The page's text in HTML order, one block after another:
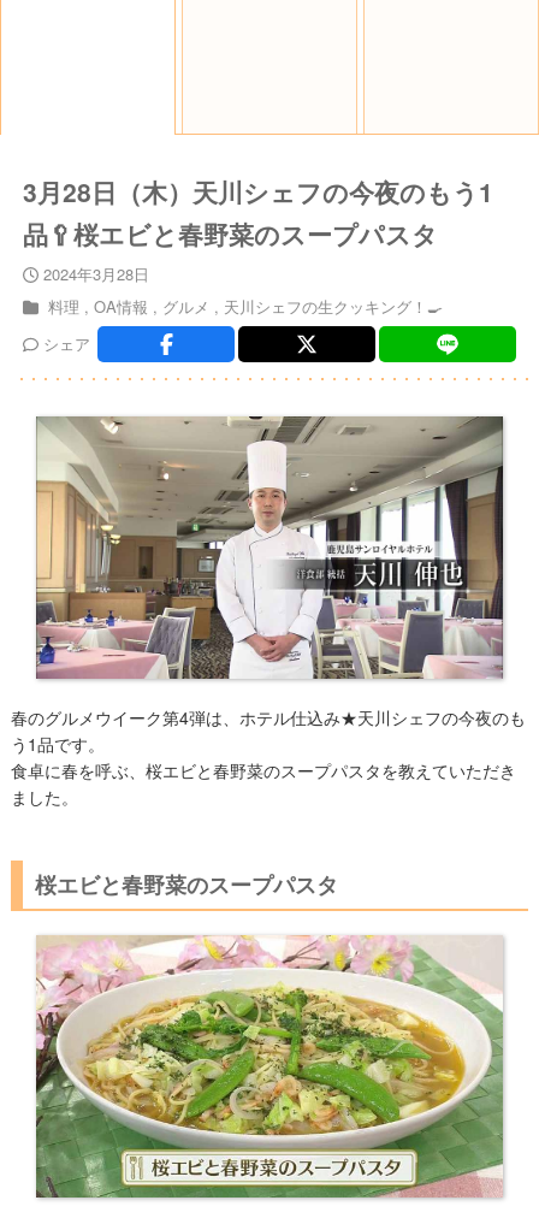
3月28日（木）天川シェフの今夜のもう1
品🥄桜エビと春野菜のスープパスタ
2024年3月28日
料理
OA情報 グルメ
天川シェフの生クッキング！🍳
シェア
春のグルメウイーク第4弾は、ホテル仕込み★天川シェフの今夜のも
う1品です。
食卓に春を呼ぶ、桜エビと春野菜のスープパスタを教えていただき
ました。
桜エビと春野菜のスープパスタ